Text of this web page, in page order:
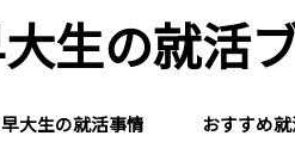
生の就活
早大生の就活事情 おすすめ